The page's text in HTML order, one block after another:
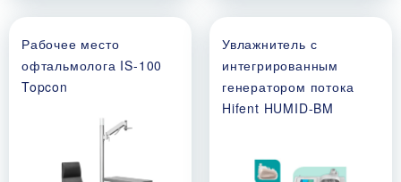
Рабочее место
офтальмолога IS-100
Topcon
Увлажнитель с
интегрированным
генератором потока
Hifent HUMID-BM